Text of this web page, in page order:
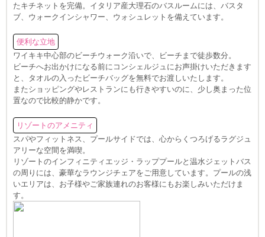
たキチネットを完備。イタリア産大理石のバスルームには、バスタ
ブ、ウォークインシャワー、ウォシュレットを備えています。
便利な立地
ワイキキ中心部のビーチウォーク沿いで、ビーチまで徒歩数分。
ビーチへお出かけになる前にコンシェルジュにお声掛けいただきます
と、タオルの入ったビーチバッグを無料でお渡しいたします。
またショッピングやレストランにも行きやすいのに、少し奥まった位
置なので比較的静かです。
リゾートのアメニティ
スパやフィットネス、プールサイドでは、心からくつろげるラグジュ
アリーな空間を満喫。
リゾートのインフィニティエッジ・ラッププールと温水ジェットバス
の周りには、豪華なラウンジチェアをご用意しています。プールの浅
いエリアは、お子様やご家族連れのお客様にもお楽しみいただけま
す。